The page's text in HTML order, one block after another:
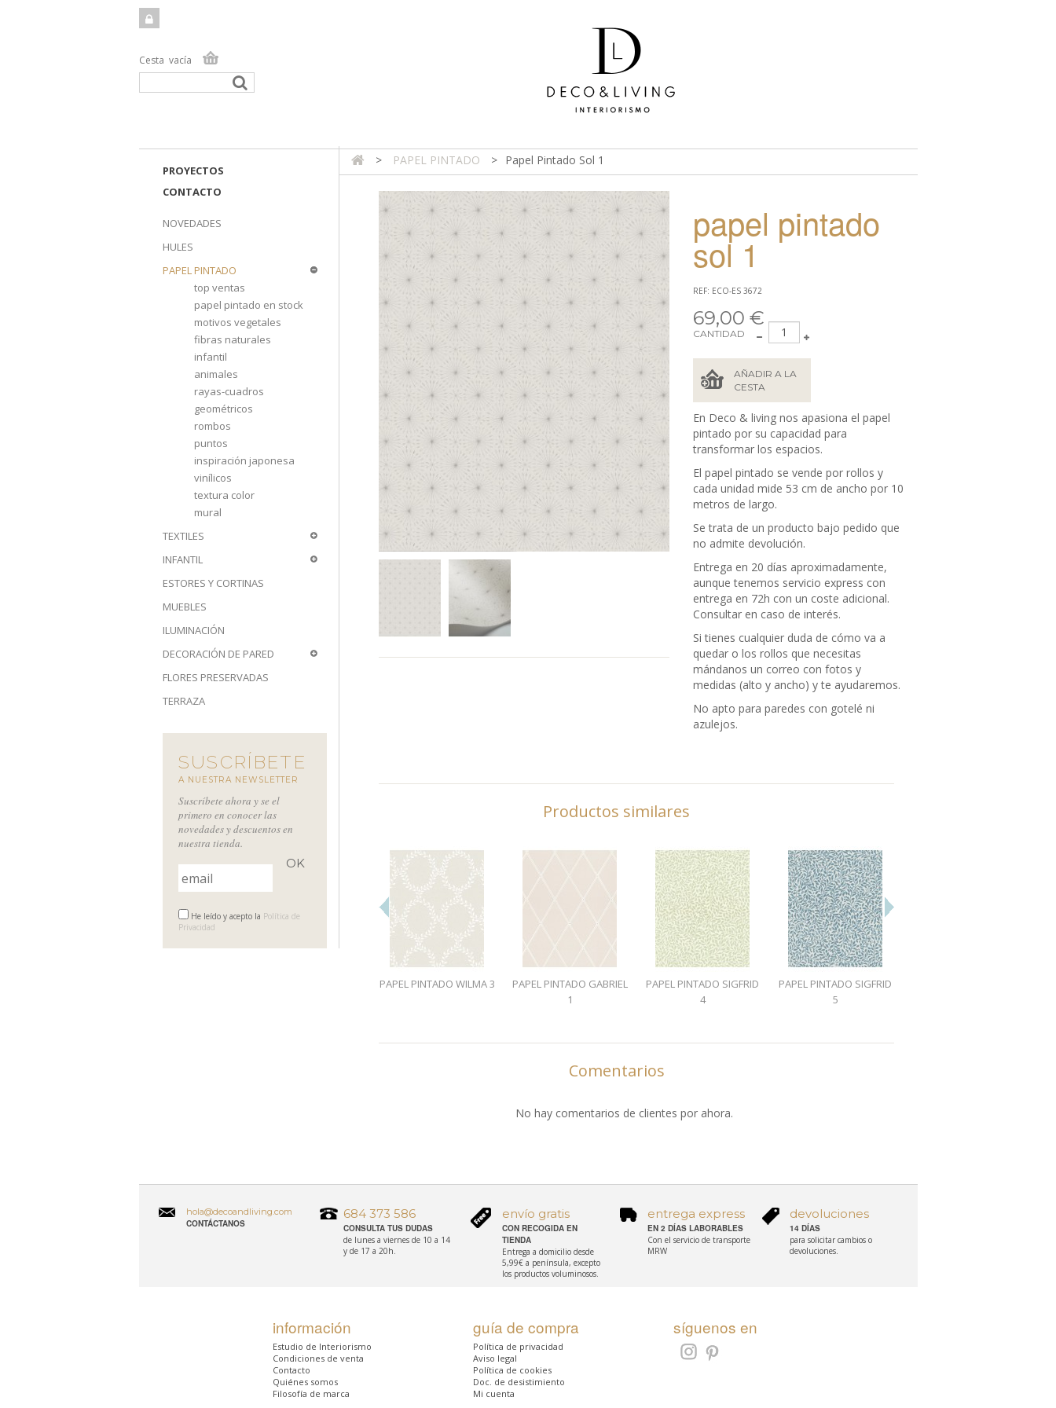
Cesta vacía
TIENDA ONLINE TIENDA FÍSICA PROYECTOS
PROYECTOS
CONTACTO
NOVEDADES
HULES
PAPEL PINTADO
top ventas
papel pintado en stock
motivos vegetales
fibras naturales
infantil
animales
rayas-cuadros
geométricos
rombos
puntos
inspiración japonesa
vinílicos
textura color
mural
TEXTILES
INFANTIL
ESTORES Y CORTINAS
MUEBLES
ILUMINACIÓN
DECORACIÓN DE PARED
FLORES PRESERVADAS
TERRAZA
SUSCRÍBETE
A NUESTRA NEWSLETTER
Suscríbete ahora y se el
primero en conocer las
novedades y descuentos en
nuestra tienda.
He leído y acepto la Política de
Privacidad
> PAPEL PINTADO > Papel Pintado Sol 1
papel pintado
sol 1
REF: ECO-ES 3672
69,00 €
CANTIDAD
AÑADIR A LA
CESTA
En Deco & living nos apasiona el papel
pintado por su capacidad para
transformar los espacios.
El papel pintado se vende por rollos y
cada unidad mide 53 cm de ancho por 10
metros de largo.
Se trata de un producto bajo pedido que
no admite devolución.
Entrega en 20 días aproximadamente,
aunque tenemos servicio express con
entrega en 72h con un coste adicional.
Consultar en caso de interés.
Si tienes cualquier duda de cómo va a
quedar o los rollos que necesitas
mándanos un correo con fotos y
medidas (alto y ancho) y te ayudaremos.
No apto para paredes con gotelé ni
azulejos.
Productos similares
PAPEL PINTADO WILMA 3
PAPEL PINTADO GABRIEL
1
PAPEL PINTADO SIGFRID
4
PAPEL PINTADO SIGFRID
5
Comentarios
No hay comentarios de clientes por ahora.
hola@decoandliving.com
CONTÁCTANOS
684 373 586
CONSULTA TUS DUDAS
de lunes a viernes de 10 a 14
y de 17 a 20h.
envío gratis
CON RECOGIDA EN
TIENDA
Entrega a domicilio desde
5,99€ a península, excepto
los productos voluminosos.
entrega express
EN 2 DÍAS LABORABLES
Con el servicio de transporte
MRW
devoluciones
14 DÍAS
para solicitar cambios o
devoluciones.
información
Estudio de Interiorismo
Condiciones de venta
Contacto
Quiénes somos
Filosofía de marca
guía de compra
Política de privacidad
Aviso legal
Política de cookies
Doc. de desistimiento
Mi cuenta
síguenos en